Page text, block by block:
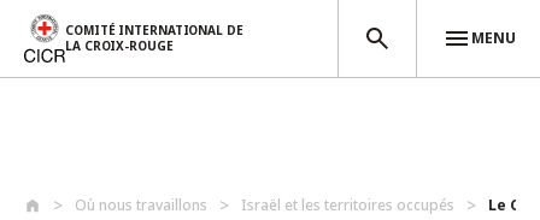
COMITÉ INTERNATIONAL DE
LA CROIX-ROUGE
MENU
Où nous travaillons Israël et les territoires occupés Le